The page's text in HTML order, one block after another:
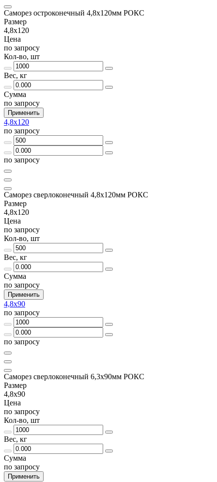
Саморез остроконечный 4,8х120мм РОКС
Размер
4,8х120
Цена
по запросу
Кол-во, шт
Вес, кг
Сумма
по запросу
Применить
4,8х120
по запросу
по запросу
Саморез сверлоконечный 4,8х120мм РОКС
Размер
4,8х120
Цена
по запросу
Кол-во, шт
Вес, кг
Сумма
по запросу
Применить
4,8х90
по запросу
по запросу
Саморез сверлоконечный 6,3х90мм РОКС
Размер
4,8х90
Цена
по запросу
Кол-во, шт
Вес, кг
Сумма
по запросу
Применить